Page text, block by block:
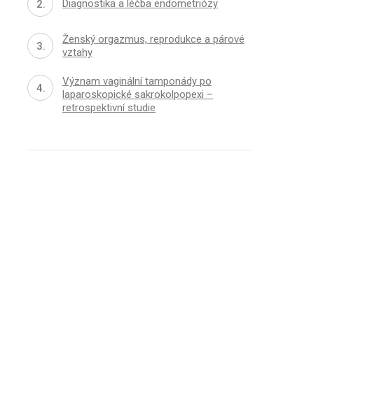
Diagnostika a léčba endometriózy
Ženský orgazmus, reprodukce a párové
vztahy
Význam vaginální tamponády po
laparoskopické sakrokolpopexi –
retrospektivní studie